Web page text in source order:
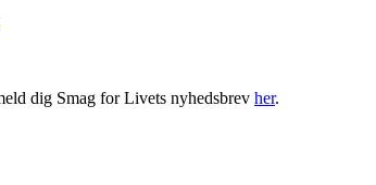
dig Smag for Livets nyhedsbrev her.